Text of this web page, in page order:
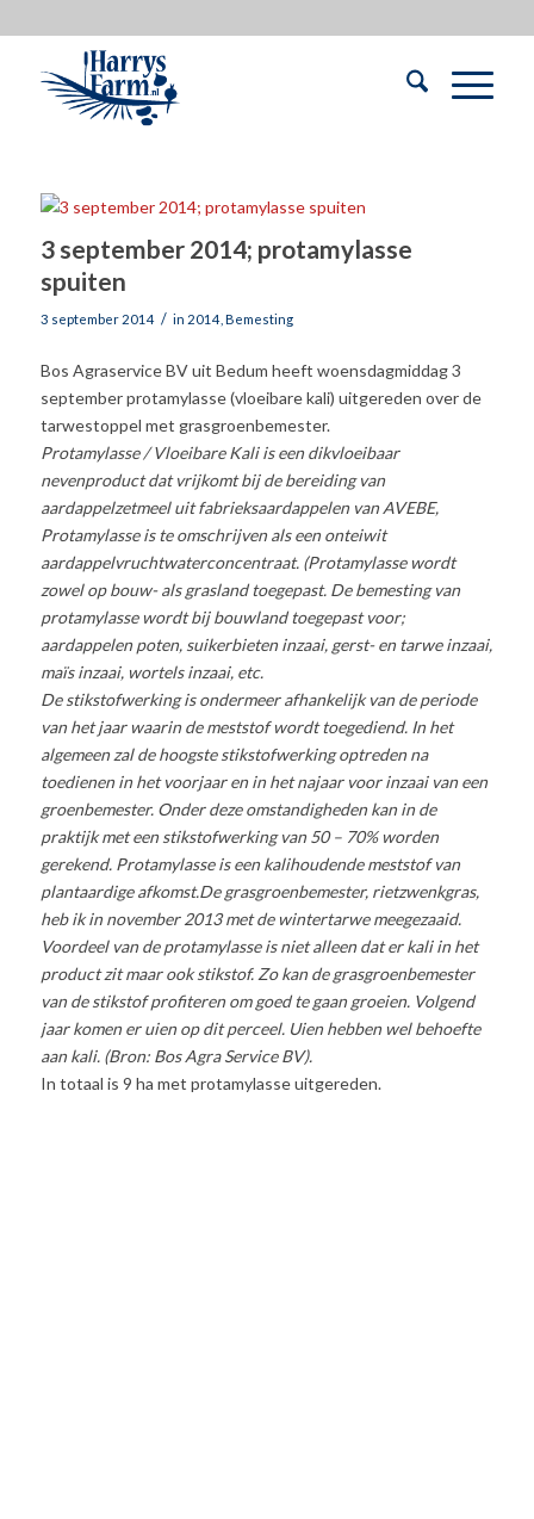
3 september 2014; protamylasse
spuiten
3 september 2014 / in 2014, Bemesting
Bos Agraservice BV uit Bedum heeft woensdagmiddag 3
september protamylasse (vloeibare kali) uitgereden over de
tarwestoppel met grasgroenbemester.
Protamylasse / Vloeibare Kali is een dikvloeibaar
nevenproduct dat vrijkomt bij de bereiding van
aardappelzetmeel uit fabrieksaardappelen van AVEBE,
Protamylasse is te omschrijven als een onteiwit
aardappelvruchtwaterconcentraat. (Protamylasse wordt
zowel op bouw- als grasland toegepast. De bemesting van
protamylasse wordt bij bouwland toegepast voor;
aardappelen poten, suikerbieten inzaai, gerst- en tarwe inzaai,
maïs inzaai, wortels inzaai, etc.
De stikstofwerking is ondermeer afhankelijk van de periode
van het jaar waarin de meststof wordt toegediend. In het
algemeen zal de hoogste stikstofwerking optreden na
toedienen in het voorjaar en in het najaar voor inzaai van een
groenbemester. Onder deze omstandigheden kan in de
praktijk met een stikstofwerking van 50 – 70% worden
gerekend. Protamylasse is een kalihoudende meststof van
plantaardige afkomst.De grasgroenbemester, rietzwenkgras,
heb ik in november 2013 met de wintertarwe meegezaaid.
Voordeel van de protamylasse is niet alleen dat er kali in het
product zit maar ook stikstof. Zo kan de grasgroenbemester
van de stikstof profiteren om goed te gaan groeien. Volgend
jaar komen er uien op dit perceel. Uien hebben wel behoefte
aan kali. (Bron: Bos Agra Service BV).
In totaal is 9 ha met protamylasse uitgereden.